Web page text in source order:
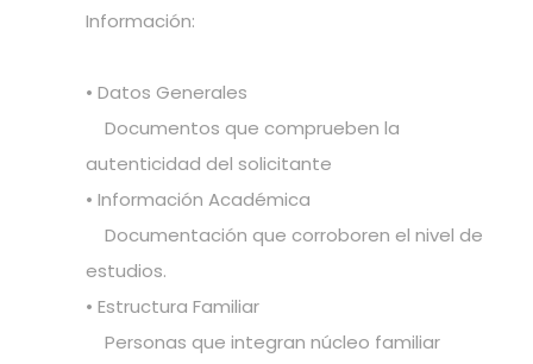
Información:
• Datos Generales
Documentos que comprueben la
autenticidad del solicitante
• Información Académica
Documentación que corroboren el nivel de
estudios.
• Estructura Familiar
Personas que integran núcleo familiar